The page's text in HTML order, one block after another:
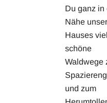
Du ganz in
Nähe
Hauses
schöne
Waldwege
und zum